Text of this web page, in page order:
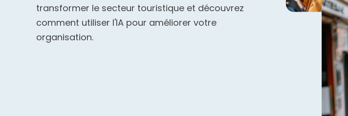
transformer le secteur touristique et découvrez
comment utiliser l'IA pour améliorer votre
organisation.